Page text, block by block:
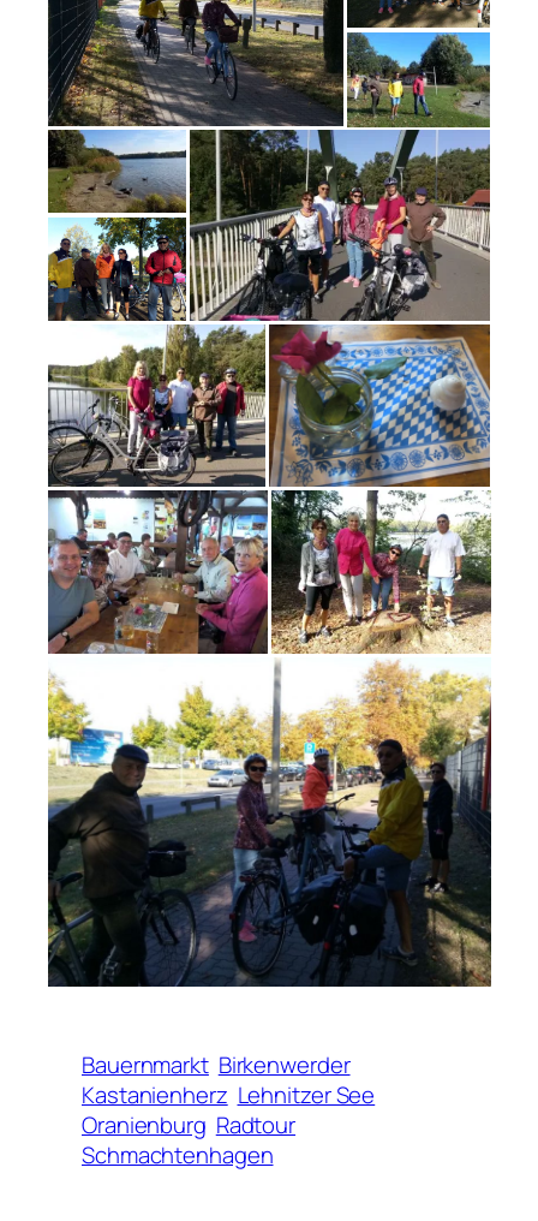
Bauernmarkt Birkenwerder
Kastanienherz Lehnitzer See
Oranienburg Radtour
Schmachtenhagen